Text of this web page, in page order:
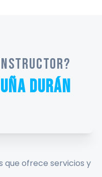
Durán
que ofrece servicios y